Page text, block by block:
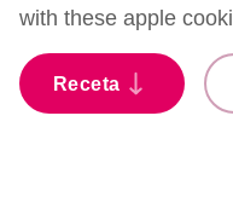
with these apple
Receta